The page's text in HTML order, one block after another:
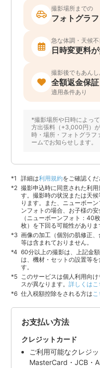
撮影場所までの
フォトグラ
急な体調・天候
日時変更料
撮影後でもあん
全額返金保証
適用条件あり
*撮影場所や日時によっ
方出張料（+3,000円）
時・場所・フォトグラフ
ームでお知らせします。
詳細は利用規約をご確認くだ
撮影申込時に同意された利
す。撮影時の状況または天
ります。また、ニューボー
ンフォトの場合、お子様の
（ニューボーンフォト：40
枚）を下回る可能性がありま
画像の加工（個別の肌修正
等は含まれておりません。
60分以上の撮影は、上記金
は、機材・セットの設置等
す。
このサービスは個人利用向
スが異なります。詳しくはこ
仕入税額控除をされる方は
お支払い方法
クレジットカード
ご利用可能なクレジ
MasterCard・JCB・